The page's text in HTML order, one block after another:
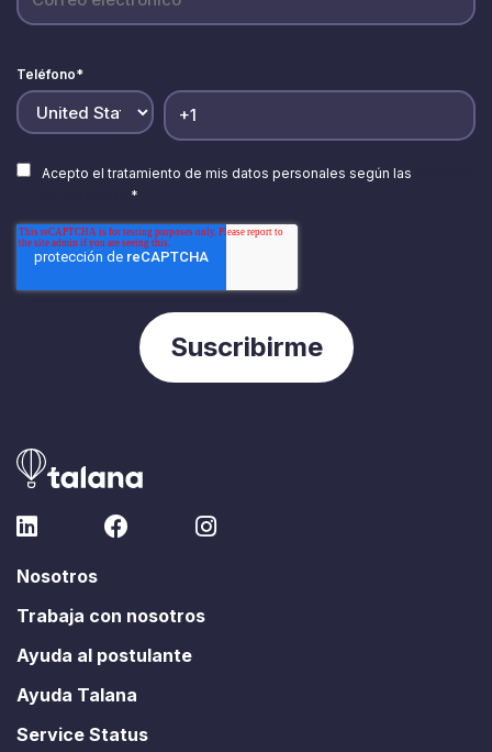
Teléfono*
Acepto el tratamiento de mis datos personales según las
*
Nosotros
Trabaja con nosotros
Ayuda al postulante
Ayuda Talana
Service Status